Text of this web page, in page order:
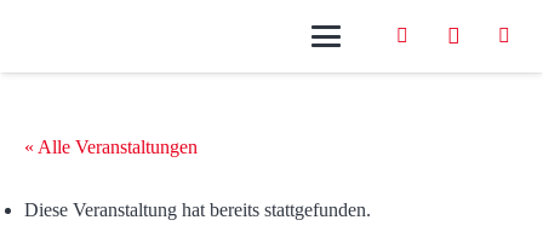
« Alle Veranstaltungen
Diese Veranstaltung hat bereits stattgefunden.